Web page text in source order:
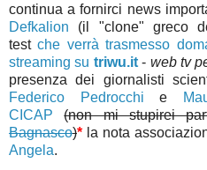
continua a fornirci news
Defkalion (il "clone" greco
testche verrà trasmesso
streaming su triwu.it- web tv
presenza dei giornalisti
Federico Pedrocchi e
CICAP
(non mi stupirei
Bagnasco)* la nota
Angela.